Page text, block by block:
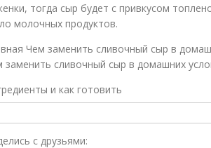
тогда сыр будет с привкусом
молочных продуктов.
Чем заменить сливочный сыр в
заменить сливочный сыр в домашних
и как готовить
с друзьями: